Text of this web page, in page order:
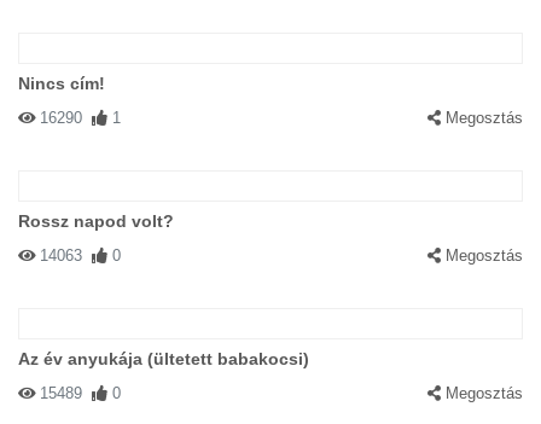
Nincs cím!
16290 1 Megosztás
Rossz napod volt?
14063 0 Megosztás
Az év anyukája (ültetett babakocsi)
15489 0 Megosztás